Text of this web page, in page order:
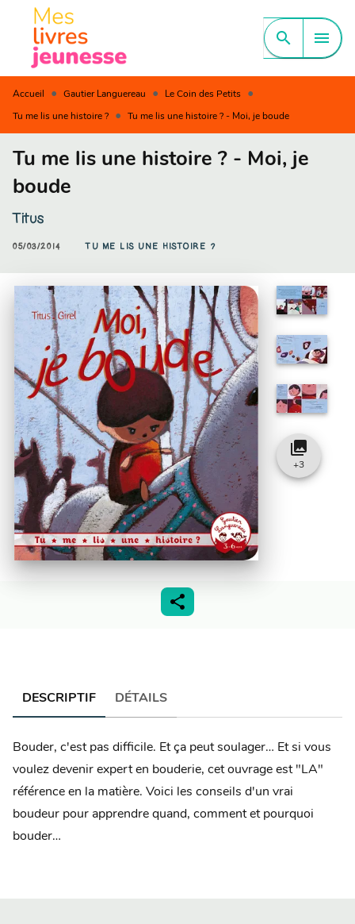
MENU CONTENU
PIED DE PAGE
search menu
Accueil • Gautier Languereau • Le Coin des Petits •
Tu me lis une histoire ? • Tu me lis une histoire ? - Moi, je boude
Tu me lis une histoire ? - Moi, je
boude
Titus
05/03/2014 TU ME LIS UNE HISTOIRE ?
collections
+3
DESCRIPTIF DÉTAILS
Bouder, c'est pas difficile. Et ça peut soulager… Et si vous
voulez devenir expert en bouderie, cet ouvrage est "LA"
référence en la matière. Voici les conseils d'un vrai
boudeur pour apprendre quand, comment et pourquoi
bouder…